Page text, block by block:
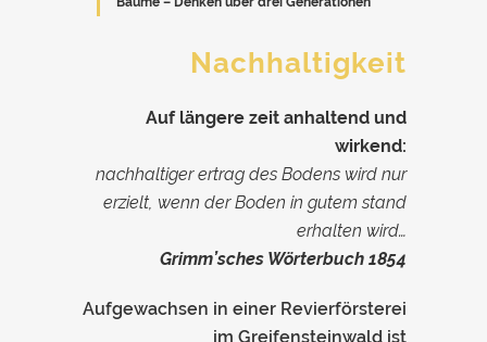
Nachhaltigkeit
Auf längere zeit anhaltend und
wirkend:
nachhaltiger ertrag des Bodens wird nur
erzielt, wenn der Boden in gutem stand
erhalten wird…
Grimm’sches Wörterbuch 1854
Aufgewachsen in einer Revierförsterei
im Greifensteinwald ist